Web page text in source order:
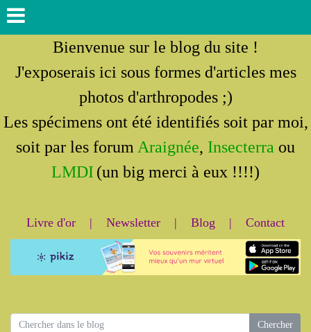
Bienvenue sur le blog du site !
J'exposerais ici sous formes d'articles mes
photos d'arthropodes ;)
Les spécimens ont été identifiés soit par moi,
soit par les forum Araignée, Insecterra ou
LMDI (un big merci à eux !!!!)
Livre d'or | Newsletter | Blog | Contact